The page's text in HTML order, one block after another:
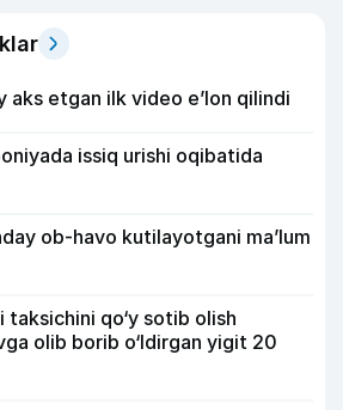
aks etgan ilk video e’lon qilindi
issiq urishi oqibatida
ob-havo kutilayotgani ma’lum
taksichini qo‘y sotib olish
olib borib o‘ldirgan yigit 20